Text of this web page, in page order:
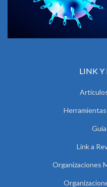
LINK Y
Link a
Organizaciones